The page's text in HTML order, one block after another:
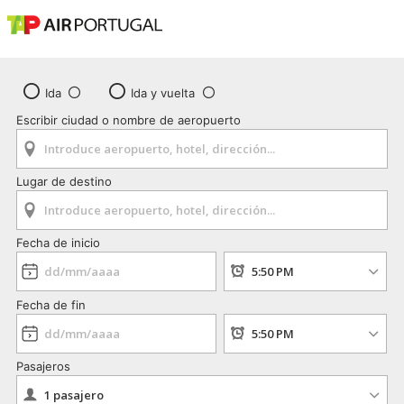
Ida
Ida y vuelta
Escribir ciudad o nombre de aeropuerto
Lugar de destino
Fecha de inicio
Fecha de fin
Pasajeros